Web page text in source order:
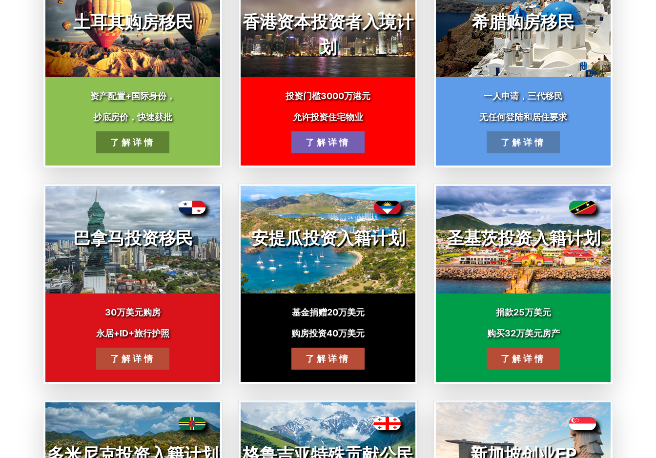
土耳其购房移民
资产配置+国际身份，
抄底房价，快速获批
了解详情
香港资本投资者入境计
划
投资门槛3000万港元
允许投资住宅物业
了解详情
希腊购房移民
一人申请，三代移民
无任何登陆和居住要求
了解详情
巴拿马投资移民
30万美元购房
永居+ID+旅行护照
了解详情
安提瓜投资入籍计划
基金捐赠20万美元
购房投资40万美元
了解详情
圣基茨投资入籍计划
捐款25万美元
购买32万美元房产
了解详情